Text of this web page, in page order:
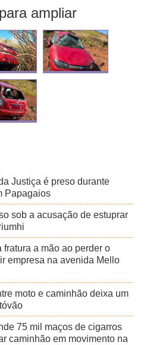
ampliar
Justiça é preso durante
Papagaios
sob a acusação de estuprar
fratura a mão ao perder o
empresa na avenida Mello
moto e caminhão deixa um
75 mil maços de cigarros
caminhão em movimento na